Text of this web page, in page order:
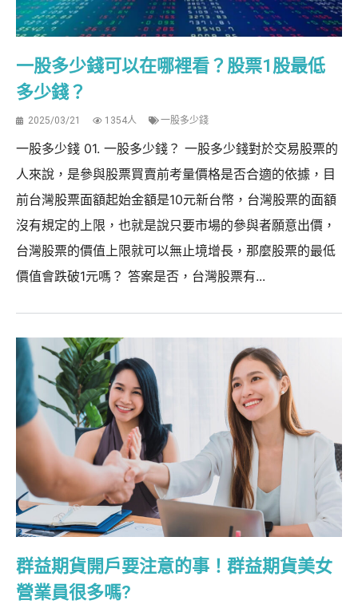
一股多少錢可以在哪裡看？股票1股最低
多少錢？
2025/03/21 1354人 一股多少錢
一股多少錢 01. 一股多少錢？ 一股多少錢對於交易股票的
人來說，是參與股票買賣前考量價格是否合適的依據，目
前台灣股票面額起始金額是10元新台幣，台灣股票的面額
沒有規定的上限，也就是說只要市場的參與者願意出價，
台灣股票的價值上限就可以無止境增長，那麼股票的最低
價值會跌破1元嗎？ 答案是否，台灣股票有...
群益期貨開戶要注意的事！群益期貨美女
營業員很多嗎?